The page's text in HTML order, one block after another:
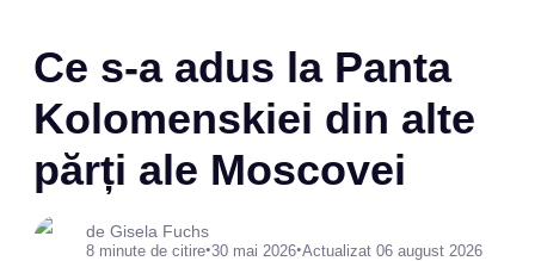
Ce s-a adus la Panta
Kolomenskiei din alte
părți ale Moscovei
de Gisela Fuchs
8 minute de citire•30 mai 2026•Actualizat 06 august 2026